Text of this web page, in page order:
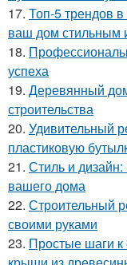
17. Топ-5 трендов
ваш дом стильным
18.
успеха
19. Деревянный
строительства
20. Удивительный
пластиковую
21. Стиль и
вашего дома
22. Строительный
своими руками
23. Простые шаги к